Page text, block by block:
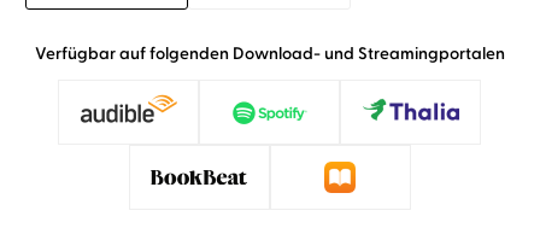
Verfügbar auf folgenden Download- und Streamingportalen